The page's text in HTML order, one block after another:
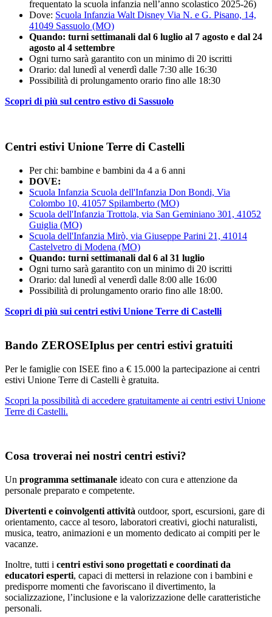
frequentato la scuola infanzia nell’anno scolastico 2025-26)
Dove: Scuola Infanzia Walt Disney Via N. e G. Pisano, 14,
41049 Sassuolo (MO)
Quando: turni settimanali dal 6 luglio al 7 agosto e dal 24
agosto al 4 settembre
Ogni turno sarà garantito con un minimo di 20 iscritti
Orario: dal lunedì al venerdì dalle 7:30 alle 16:30
Possibilità di prolungamento orario fino alle 18:30
Scopri di più sul centro estivo di Sassuolo
Centri estivi Unione Terre di Castelli
Per chi: bambine e bambini da 4 a 6 anni
DOVE:
Scuola Infanzia Scuola dell'Infanzia Don Bondi, Via
Colombo 10, 41057 Spilamberto (MO)
Scuola dell'Infanzia Trottola, via San Geminiano 301, 41052
Guiglia (MO)
Scuola dell'Infanzia Mirò, via Giuseppe Parini 21, 41014
Castelvetro di Modena (MO)
Quando: turni settimanali dal 6 al 31 luglio
Ogni turno sarà garantito con un minimo di 20 iscritti
Orario: dal lunedì al venerdì dalle 8:00 alle 16:00
Possibilità di prolungamento orario fino alle 18:00.
Scopri di più sui centri estivi Unione Terre di Castelli
Bando ZEROSEIplus per centri estivi gratuiti
Per le famiglie con ISEE fino a € 15.000 la partecipazione ai centri
estivi Unione Terre di Castelli è gratuita.
Scopri la possibilità di accedere gratuitamente ai centri estivi Unione
Terre di Castelli.
Cosa troverai nei nostri centri estivi?
Un programma settimanale ideato con cura e attenzione da
personale preparato e competente.
Divertenti e coinvolgenti attività outdoor, sport, escursioni, gare di
orientamento, cacce al tesoro, laboratori creativi, giochi naturalisti,
musica, teatro, animazioni e un momento dedicato ai compiti per le
vacanze.
Inoltre, tutti i centri estivi sono progettati e coordinati da
educatori esperti, capaci di mettersi in relazione con i bambini e
predisporre momenti che favoriscano il divertimento, la
socializzazione, l’inclusione e la valorizzazione delle caratteristiche
personali.